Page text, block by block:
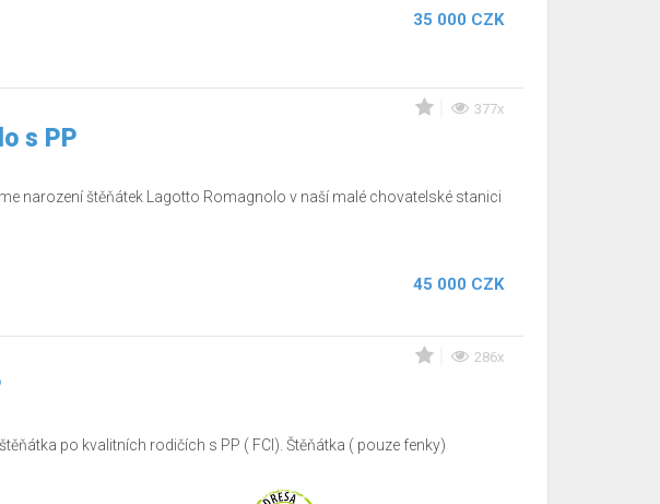
35 000 CZK
377x
s PP
narození štěňátek Lagotto Romagnolo v naší malé chovatelské stanici
45 000 CZK
286x
po kvalitních rodičích s PP ( FCI). Štěňátka ( pouze fenky)